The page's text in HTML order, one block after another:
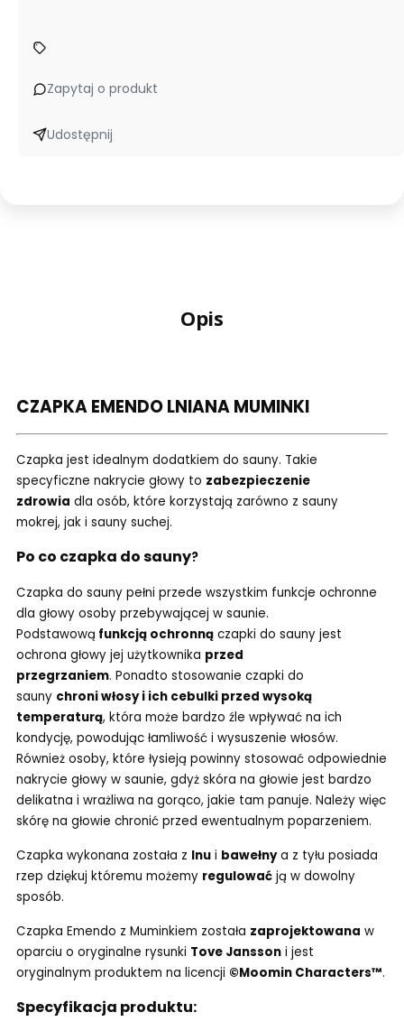
Zapytaj o produkt
Udostępnij
Opis
CZAPKA EMENDO LNIANA MUMINKI
Czapka jest idealnym dodatkiem do sauny. Takie
specyficzne nakrycie głowy to zabezpieczenie
zdrowia dla osób, które korzystają zarówno z sauny
mokrej, jak i sauny suchej.
Po co czapka do sauny?
Czapka do sauny pełni przede wszystkim funkcje ochronne
dla głowy osoby przebywającej w saunie.
Podstawową funkcją ochronną czapki do sauny jest
ochrona głowy jej użytkownika przed
przegrzaniem. Ponadto stosowanie czapki do
sauny chroni włosy i ich cebulki przed wysoką
temperaturą, która może bardzo źle wpływać na ich
kondycję, powodując łamliwość i wysuszenie włosów.
Również osoby, które łysieją powinny stosować odpowiednie
nakrycie głowy w saunie, gdyż skóra na głowie jest bardzo
delikatna i wrażliwa na gorąco, jakie tam panuje. Należy więc
skórę na głowie chronić przed ewentualnym poparzeniem.
Czapka wykonana została z lnu i bawełnya z tyłu posiada
rzep dziękuj któremu możemy regulować ją w dowolny
sposób.
Czapka Emendo z Muminkiem została zaprojektowana w
oparciu o oryginalne rysunki Tove Jansson i jest
oryginalnym produktem na licencji ©Moomin Characters™.
Specyfikacja produktu: